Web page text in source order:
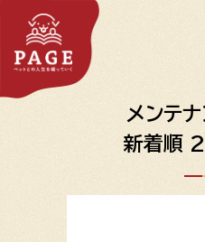
メンテ
新着順